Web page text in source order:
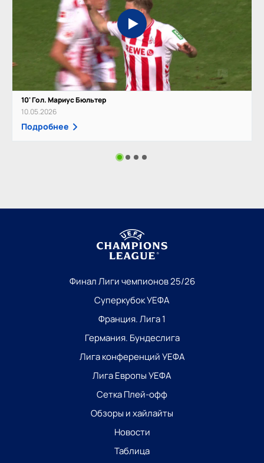
10' Гол. Мариус Бюльтер
10.05.2026
Подробнее
Финал Лиги чемпионов 25/26
Суперкубок УЕФА
Франция. Лига 1
Германия. Бундеслига
Лига конференций УЕФА
Лига Европы УЕФА
Сетка Плей-офф
Обзоры и хайлайты
Новости
Таблица